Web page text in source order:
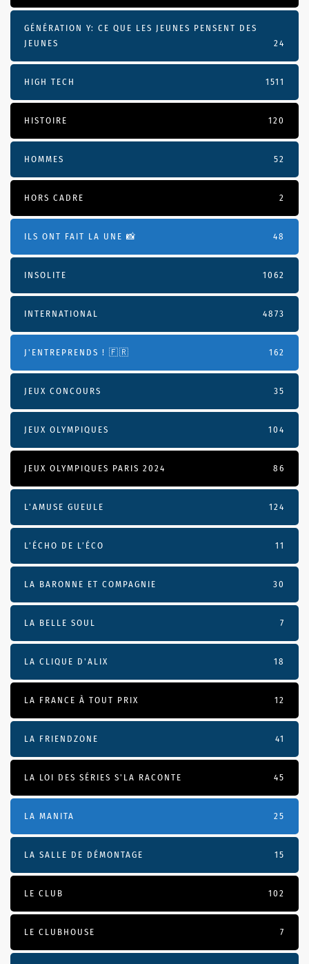
GÉNÉRATION Y: CE QUE LES JEUNES PENSENT DES
JEUNES
24
HIGH TECH 1511
HISTOIRE 120
HOMMES 52
HORS CADRE 2
ILS ONT FAIT LA UNE 📸 48
INSOLITE 1062
INTERNATIONAL 4873
J'ENTREPRENDS ! 🇫🇷 162
JEUX CONCOURS 35
JEUX OLYMPIQUES 104
JEUX OLYMPIQUES PARIS 2024 86
L'AMUSE GUEULE 124
L’ÉCHO DE L’ÉCO 11
LA BARONNE ET COMPAGNIE 30
LA BELLE SOUL 7
LA CLIQUE D'ALIX 18
LA FRANCE À TOUT PRIX 12
LA FRIENDZONE 41
LA LOI DES SÉRIES S'LA RACONTE 45
LA MANITA 25
LA SALLE DE DÉMONTAGE 15
LE CLUB 102
LE CLUBHOUSE 7